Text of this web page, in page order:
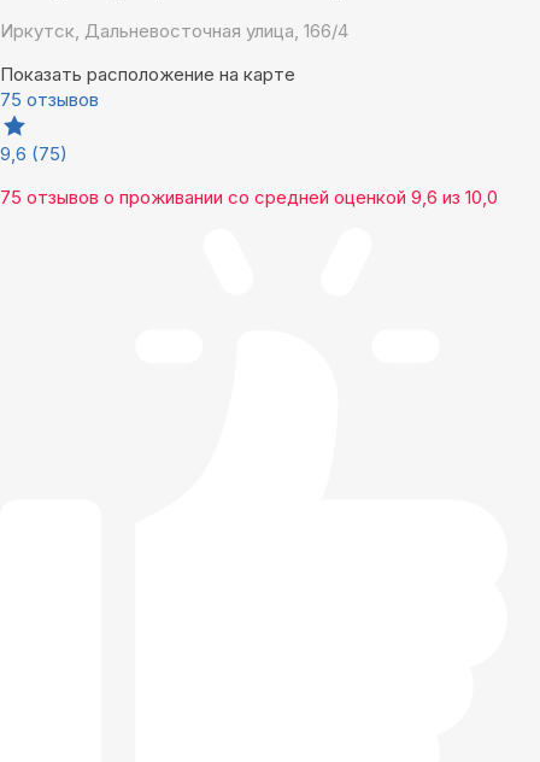
Иркутск, Дальневосточная улица, 166/4
Показать расположение на карте
75 отзывов
9,6 (75)
75 отзывов о проживании со средней оценкой 9,6 из 10,0